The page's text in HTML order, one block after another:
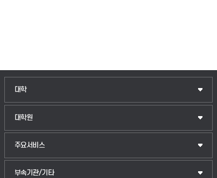
대학
인문융합공공인재학부
법경영학부
대학원
일반대학원
산업대학원
공공정책대학원
주요서비스
입학안내
웹메일
부속기관/기타
중앙도서관